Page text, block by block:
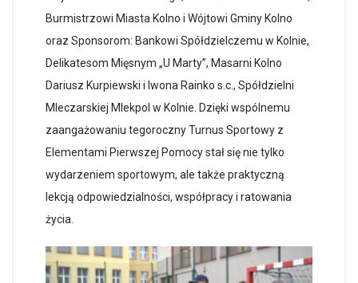
Burmistrzowi Miasta Kolno i Wójtowi Gminy Kolno
oraz Sponsorom: Bankowi Spółdzielczemu w Kolnie,
Delikatesom Mięsnym „U Marty”, Masarni Kolno
Dariusz Kurpiewski i Iwona Rainko s.c., Spółdzielni
Mleczarskiej Mlekpol w Kolnie. Dzięki wspólnemu
zaangażowaniu tegoroczny Turnus Sportowy z
Elementami Pierwszej Pomocy stał się nie tylko
wydarzeniem sportowym, ale także praktyczną
lekcją odpowiedzialności, współpracy i ratowania
życia.